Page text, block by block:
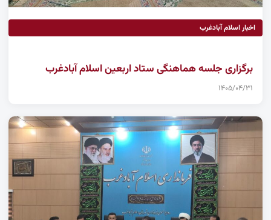
اخبار اسلام آبادغرب
برگزاری جلسه هماهنگی ستاد اربعین اسلام آبادغرب
۱۴۰۵/۰۴/۳۱